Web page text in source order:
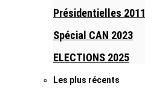
Présidentielles 2011
Spécial CAN 2023
ELECTIONS 2025
Les plus récents